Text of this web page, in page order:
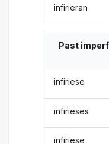
infirieran
Past
infiriese
infirieses
infiriese